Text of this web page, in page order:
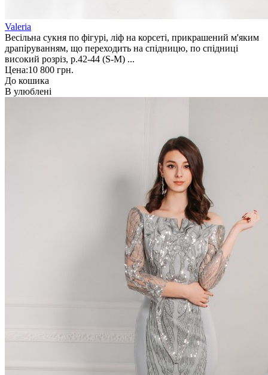
Valeria
Весільна сукня по фігурі, ліф на корсеті, прикрашений м'яким
драпіруванням, що переходить на спідницю, по спідниці
високий розріз, р.42-44 (S-M) ...
Цена:10 800 грн.
До кошика
В улюблені